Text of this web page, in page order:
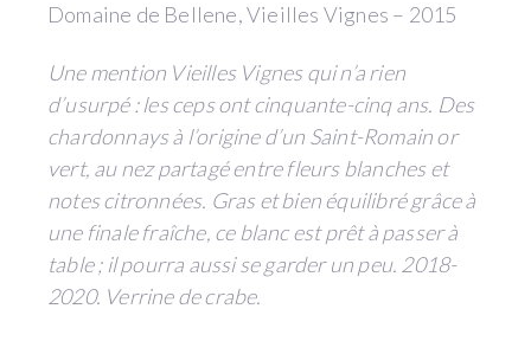
Domaine de Bellene, Vieilles Vignes – 2015
Une mention Vieilles Vignes qui n’a rien
d’usurpé : les ceps ont cinquante-cinq ans. Des
chardonnays à l’origine d’un Saint-Romain or
vert, au nez partagé entre fleurs blanches et
notes citronnées. Gras et bien équilibré grâce à
une finale fraîche, ce blanc est prêt à passer à
table ; il pourra aussi se garder un peu. 2018-
2020. Verrine de crabe.